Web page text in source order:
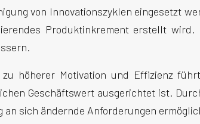
von Innovationszyklen eingesetzt
Produktinkrement erstellt
höherer Motivation und Effizienz
Geschäftswert ausgerichtet ist.
sich ändernde Anforderungen